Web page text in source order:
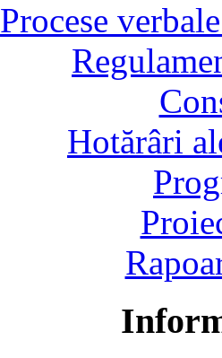
Procese
Hotărâri